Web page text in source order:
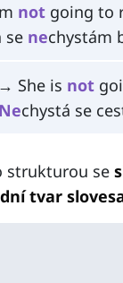
not going to
se nechystám
She is not
Nechystá se
strukturou se
tvar